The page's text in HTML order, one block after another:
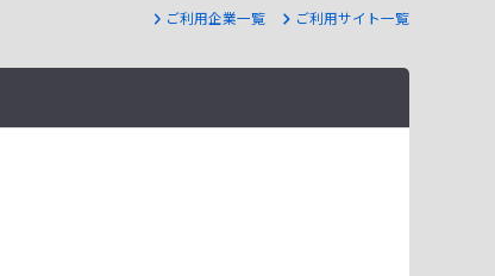
ご利用企業一覧 ご利用サイト一覧